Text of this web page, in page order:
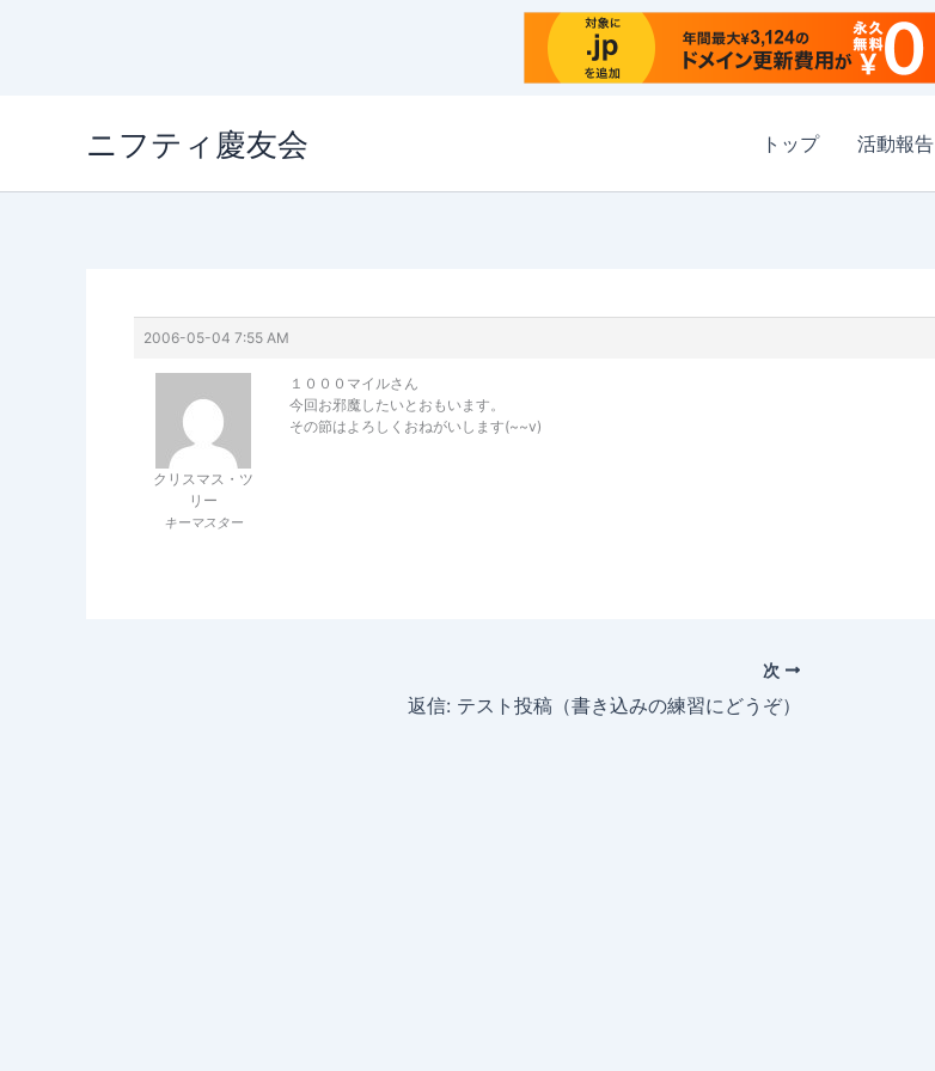
ニフティ慶友会 トップ 活動報告
2006-05-04 7:55 AM
クリスマス・ツ
リー
キーマスター
１０００マイルさん
今回お邪魔したいとおもいます。
その節はよろしくおねがいします(~~v)
次
返信: テスト投稿（書き込みの練習にどうぞ）